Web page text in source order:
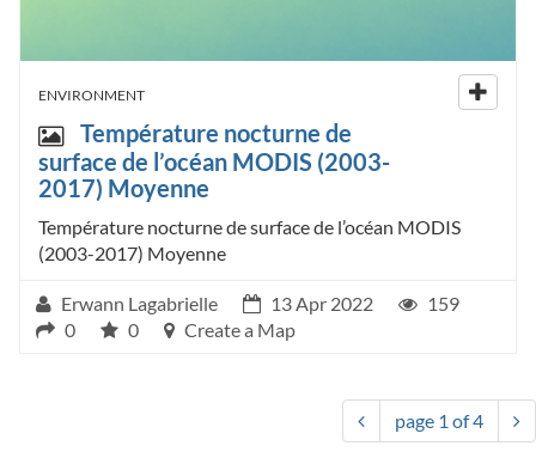
ENVIRONMENT
Température nocturne de
surface de l’océan MODIS (2003-
2017) Moyenne
Température nocturne de surface de l’océan MODIS
(2003-2017) Moyenne
Erwann Lagabrielle 13 Apr 2022
159
0
0 Create a Map
page 1 of4